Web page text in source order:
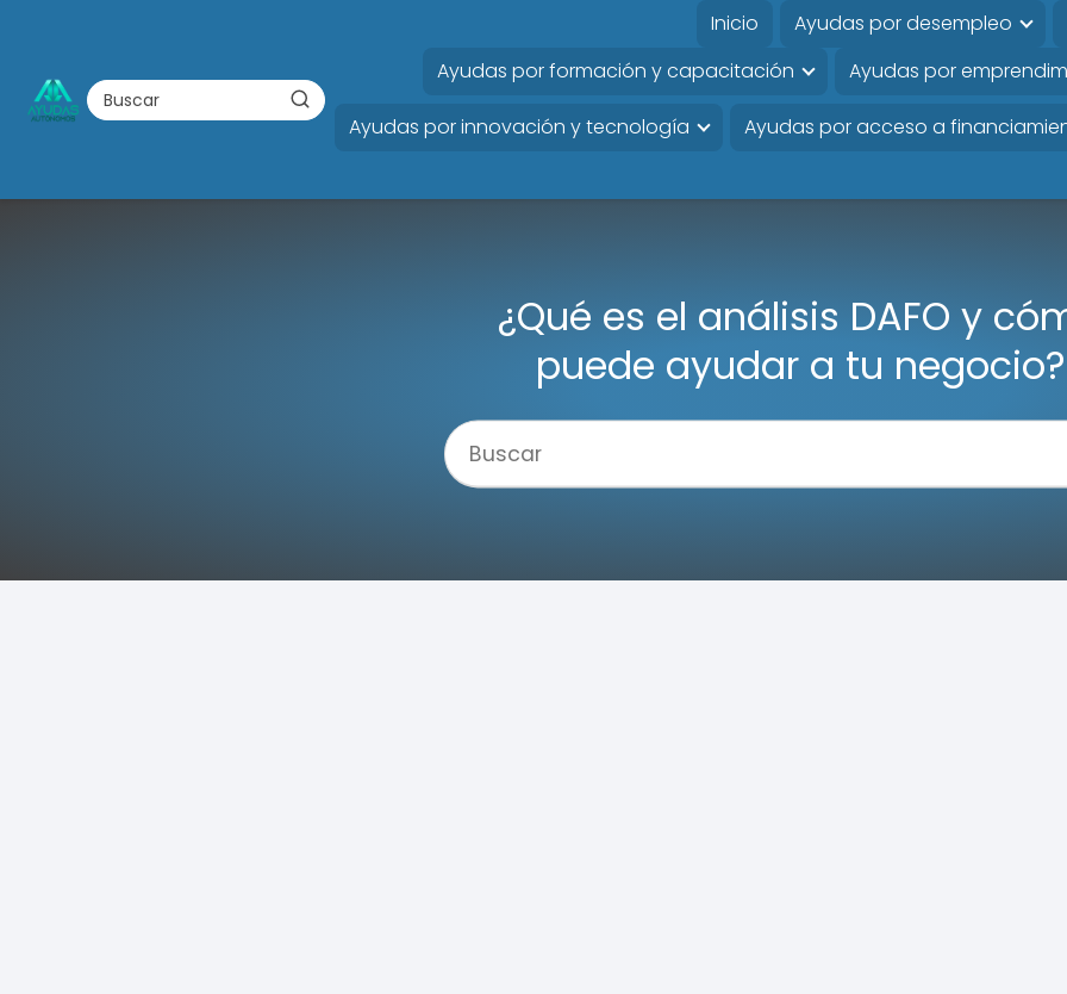
Inicio Ayudas por desempleo
Ayudas por formación y capacitación
Ayudas por
Ayudas por innovación y tecnología Ayudas por acceso a
¿Qué es el análisis DAFO y
puede ayudar a tu negocio?